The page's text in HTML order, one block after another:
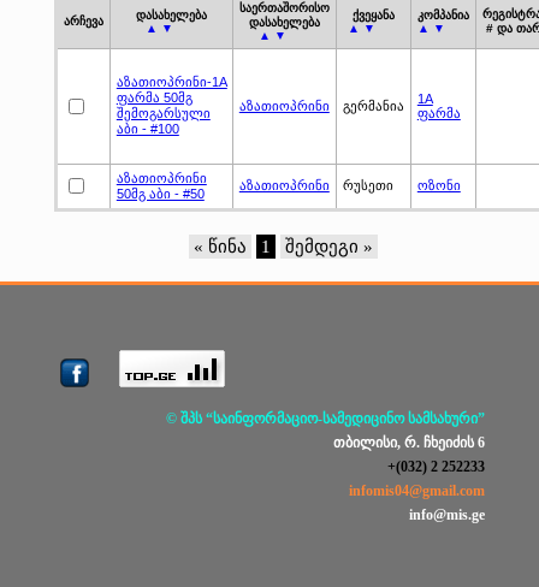
არჩევა
დასახელება
▲ ▼
საერთაშორისო
დასახელება
▲ ▼
ქვეყანა
▲ ▼
კომპანია
▲ ▼
# და
აზათიოპრინი-1A
ფარმა 50მგ
შემოგარსული
აბი - #100
აზათიოპრინი გერმანია
1A
ფარმა
აზათიოპრინი
50მგ აბი - #50
აზათიოპრინი რუსეთი ოზონი
« წინა 1 შემდეგი »
© შპს “საინფორმაციო-სამედიცინო სამსახური”
თბილისი, რ. ჩხეიძის 6
+(032) 2 252233
infomis04@gmail.com
info@mis.ge